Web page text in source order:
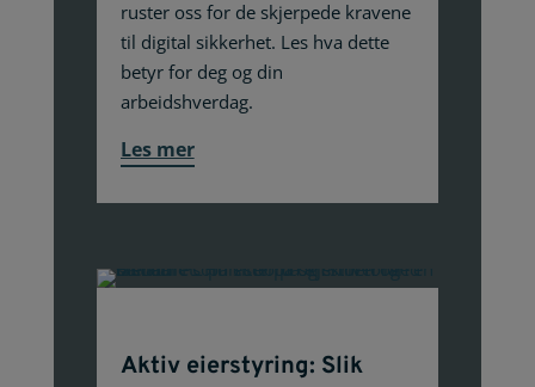
ruster oss for de skjerpede kravene
til digital sikkerhet. Les hva dette
betyr for deg og din
arbeidshverdag.
Les mer
Aktiv eierstyring: Slik